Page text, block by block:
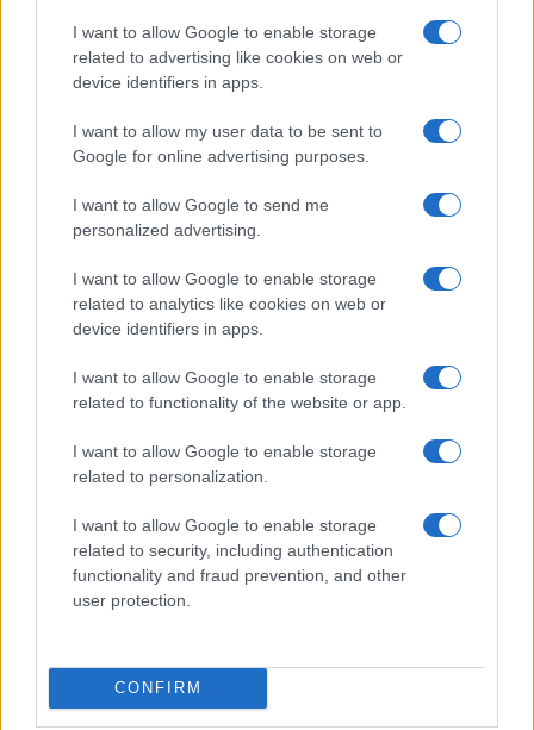
I want to allow Google to enable storage
related to advertising like cookies on web or
device identifiers in apps.
I want to allow my user data to be sent to
Google for online advertising purposes.
I want to allow Google to send me
personalized advertising.
I want to allow Google to enable storage
related to analytics like cookies on web or
device identifiers in apps.
I want to allow Google to enable storage
related to functionality of the website or app.
I want to allow Google to enable storage
related to personalization.
I want to allow Google to enable storage
related to security, including authentication
functionality and fraud prevention, and other
user protection.
CONFIRM
reading su Atzeni
center di Tegge
Esce di strada con l’auto ad Arzachena: ferito il
conducente
Turiste si perdono a Tavolara: salvate dai vigili
del fuoco
Meteo Olbia 6 agosto, migliora il tempo in
Gallura
Incidente Olbia, poliziotto in vacanza salva 6
persone: due bimbi tra i feriti
Red Valley Festival, musica no-stop a Olbia fino